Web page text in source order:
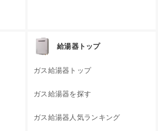
給湯器トップ
ガス給湯器トップ
ガス給湯器を探す
ガス給湯器人気ランキング